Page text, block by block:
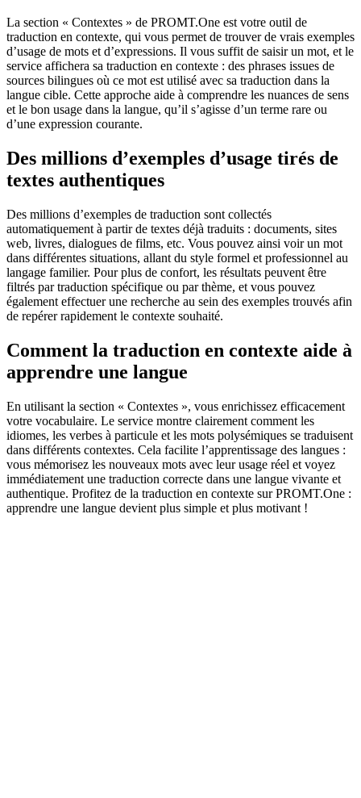
La section « Contextes » de PROMT.One est votre outil de
traduction en contexte, qui vous permet de trouver de vrais exemples
d’usage de mots et d’expressions. Il vous suffit de saisir un mot, et le
service affichera sa traduction en contexte : des phrases issues de
sources bilingues où ce mot est utilisé avec sa traduction dans la
langue cible. Cette approche aide à comprendre les nuances de sens
et le bon usage dans la langue, qu’il s’agisse d’un terme rare ou
d’une expression courante.
Des millions d’exemples d’usage tirés de
textes authentiques
Des millions d’exemples de traduction sont collectés
automatiquement à partir de textes déjà traduits : documents, sites
web, livres, dialogues de films, etc. Vous pouvez ainsi voir un mot
dans différentes situations, allant du style formel et professionnel au
langage familier. Pour plus de confort, les résultats peuvent être
filtrés par traduction spécifique ou par thème, et vous pouvez
également effectuer une recherche au sein des exemples trouvés afin
de repérer rapidement le contexte souhaité.
Comment la traduction en contexte aide à
apprendre une langue
En utilisant la section « Contextes », vous enrichissez efficacement
votre vocabulaire. Le service montre clairement comment les
idiomes, les verbes à particule et les mots polysémiques se traduisent
dans différents contextes. Cela facilite l’apprentissage des langues :
vous mémorisez les nouveaux mots avec leur usage réel et voyez
immédiatement une traduction correcte dans une langue vivante et
authentique. Profitez de la traduction en contexte sur PROMT.One :
apprendre une langue devient plus simple et plus motivant !